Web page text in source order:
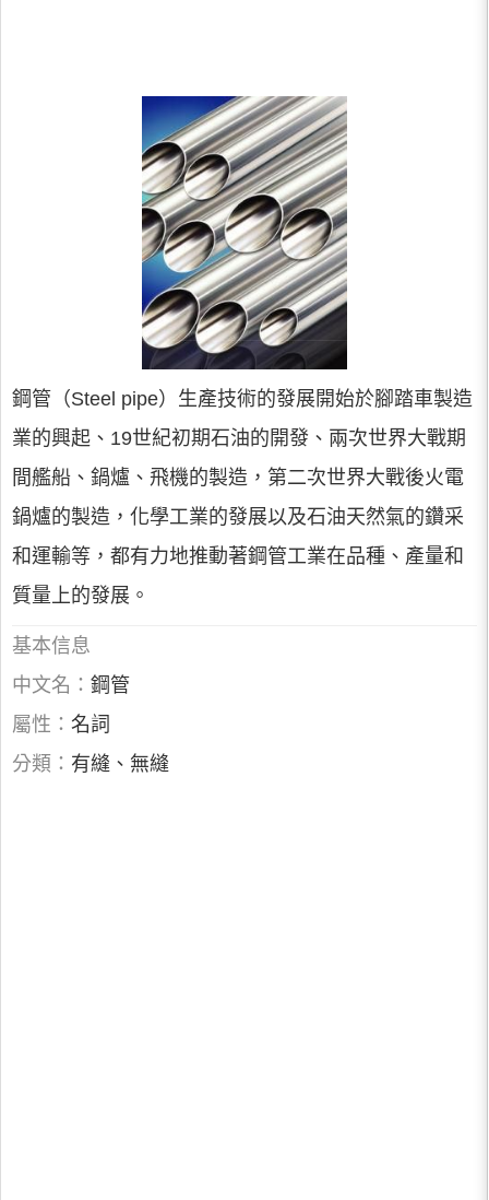
鋼管（Steel pipe）生產技術的發展開始於腳踏車製造
業的興起、19世紀初期石油的開發、兩次世界大戰期
間艦船、鍋爐、飛機的製造，第二次世界大戰後火電
鍋爐的製造，化學工業的發展以及石油天然氣的鑽采
和運輸等，都有力地推動著鋼管工業在品種、產量和
質量上的發展。
基本信息
中文名： 鋼管
屬性： 名詞
分類： 有縫、無縫